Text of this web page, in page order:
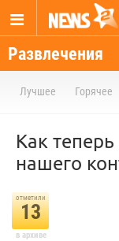
Развлечения
Лучшее Горячее
Как
нашего
отметили
13
в архиве